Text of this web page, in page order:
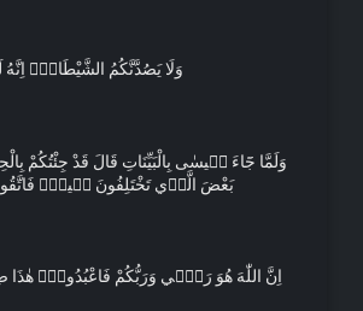
وَلَا يَصُدَّنَّكُمُ الشَّيْطَانُۚ
وَلَمَّا جَٓاءَ ع۪يسٰى بِالْبَيِّنَاتِ قَالَ قَدْ جِئْتُكُمْ
بَعْضَ الَّذ۪ي تَخْتَلِفُونَ ف۪يهِۚ فَاتَّقُوا
اِنَّ اللّٰهَ هُوَ رَبّ۪ي وَرَبُّكُمْ فَاعْبُدُوهُۜ